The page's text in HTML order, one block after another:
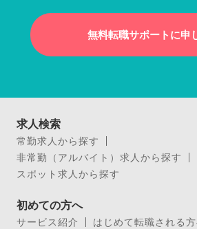
無料転職サポートに申
求人検索
常勤求人から探す
非常勤（アルバイト）求人から探す
スポット求人から探す
初めての方へ
サービス紹介
はじめて転職される